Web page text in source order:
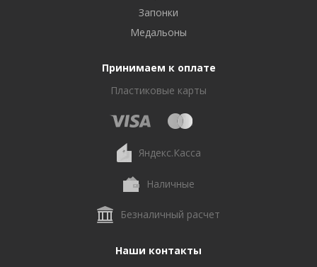
Запонки
Медальоны
Принимаем к оплате
Пластиковые карты
Яндекс.Касса
Наличные
Безналичный расчет
Наши контакты